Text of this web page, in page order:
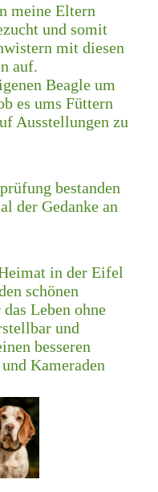
meine Eltern
und somit
mit diesen
auf.
Beagle um
es ums Füttern
Ausstellungen zu
bestanden
der Gedanke an
in der Eifel
schönen
Leben ohne
und
besseren
Kameraden